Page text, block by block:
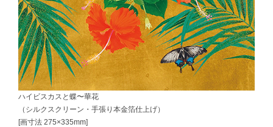
ハイビスカスと蝶〜華花
（シルクスクリーン・手張り本金箔仕上げ）
[画寸法 275×335mm]